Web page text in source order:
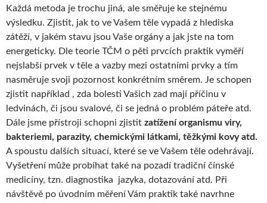
Každá metoda je trochu jiná, ale směřuje ke stejnému
výsledku. Zjistit, jak to ve Vašem těle vypadá z hlediska
zátěží, v jakém stavu jsou Vaše orgány a jak jste na tom
energeticky. Dle teorie TČM o pěti prvcích praktik vyměří
nejslabší prvek v těle a vazby mezi ostatními prvky a tím
nasměruje svoji pozornost konkrétním směrem. Je schopen
zjistit například , zda bolesti Vašich zad mají příčinu v
ledvinách, či jsou svalové, či se jedná o problém páteře atd.
Dále jsme přístroji schopni zjistit zatížení organismu viry,
bakteriemi, parazity, chemickými látkami, těžkými kovy atd.
A spoustu dalších situací, které se ve Vašem těle odehrávají.
Vyšetření může probíhat také na pozadí tradiční čínské
medicíny, tzn. diagnostika jazyka, dotazování atd. Při
návštěvě po úvodním měření Vám praktik také navrhne